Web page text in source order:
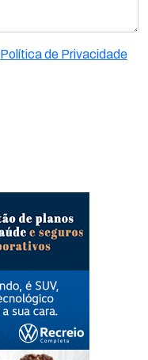
Política de Privacidade